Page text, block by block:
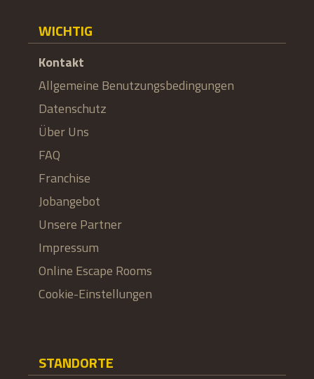
WICHTIG
Kontakt
Allgemeine Benutzungsbedingungen
Datenschutz
Über Uns
FAQ
Franchise
Jobangebot
Unsere Partner
Impressum
Online Escape Rooms
Cookie-Einstellungen
STANDORTE